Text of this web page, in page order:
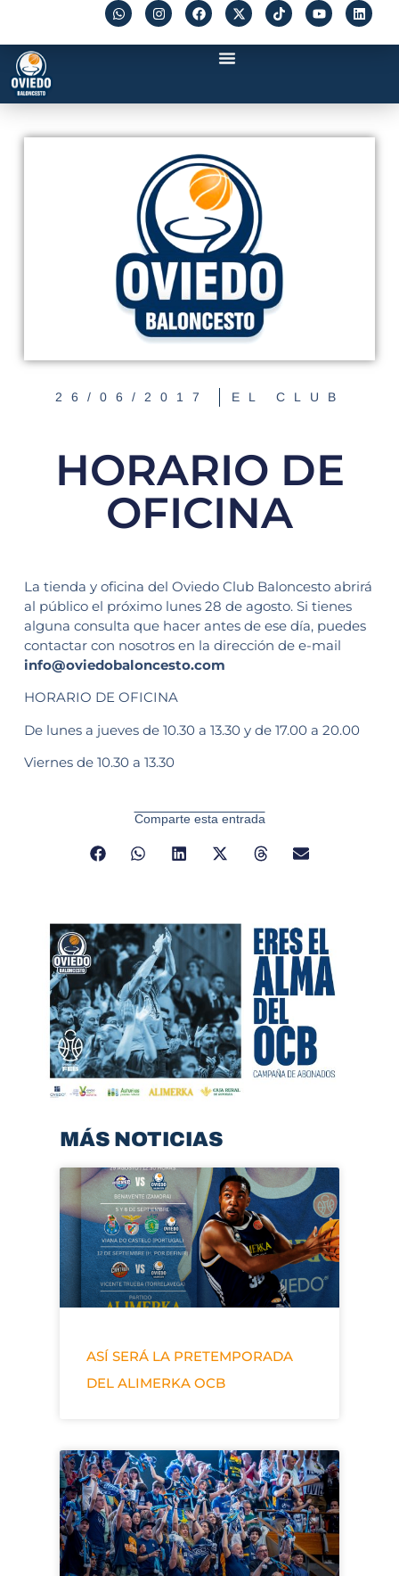
26/06/2017 EL CLUB
HORARIO DE
OFICINA
La tienda y oficina del Oviedo Club Baloncesto abrirá
al público el próximo lunes 28 de agosto. Si tienes
alguna consulta que hacer antes de ese día, puedes
contactar con nosotros en la dirección de e-mail
info@oviedobaloncesto.com
HORARIO DE OFICINA
De lunes a jueves de 10.30 a 13.30 y de 17.00 a 20.00
Viernes de 10.30 a 13.30
Comparte esta entrada
MÁS NOTICIAS
ASÍ SERÁ LA PRETEMPORADA
DEL ALIMERKA OCB